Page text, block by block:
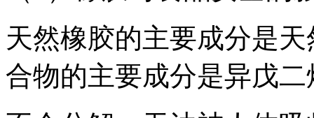
天然橡胶的主要成分是
合物的主要成分是异戊二